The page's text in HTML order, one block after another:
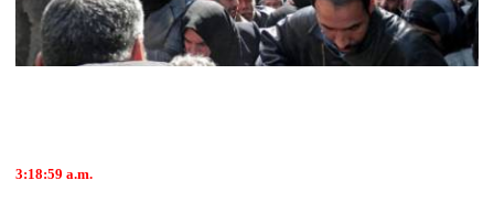
3:18:59 a.m.